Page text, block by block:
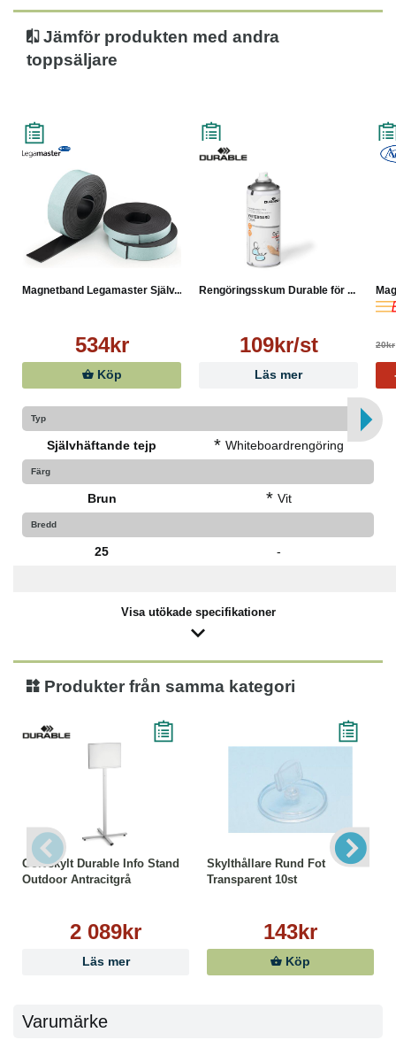
Magnetisk styrka: 70 g/cm²
Tejptjocklek: 1,5 mm
Mått: 25 mm x 3 m
Färg: Brun
Jämför produkten med andra
toppsäljare
Magnetband Legamaster Själv...
534kr
Köp
Rengöringsskum Durable för ...
109kr/st
Läs mer
20kr
Typ
Självhäftande tejp * Whiteboardrengöring
Färg
Brun * Vit
Bredd
25 -
Visa utökade specifikationer
Produkter från samma kategori
Golvskylt Durable Info Stand
Outdoor Antracitgrå
2 089kr
Läs mer
Skylthållare Rund Fot
Transparent 10st
143kr
Köp
Varumärke